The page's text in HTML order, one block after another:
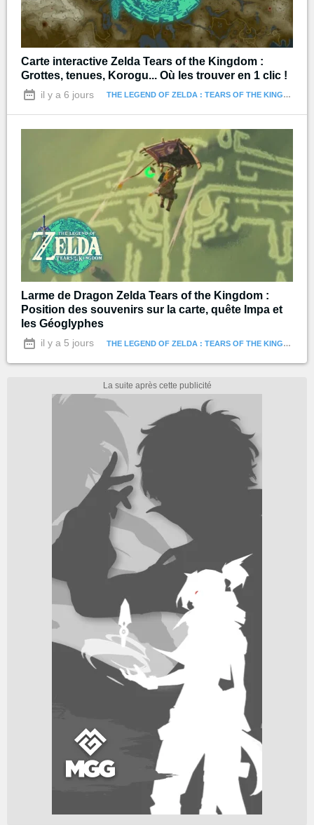
Carte interactive Zelda Tears of the Kingdom :
Grottes, tenues, Korogu... Où les trouver en 1 clic !
il y a 6 jours THE LEGEND OF ZELDA : TEARS OF THE KINGDOM
Larme de Dragon Zelda Tears of the Kingdom :
Position des souvenirs sur la carte, quête Impa et
les Géoglyphes
il y a 5 jours THE LEGEND OF ZELDA : TEARS OF THE KINGDOM